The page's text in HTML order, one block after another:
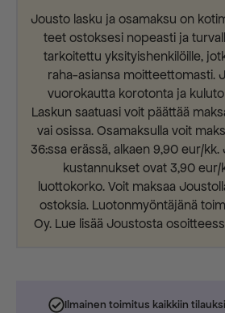
Jousto lasku ja osamaksu on
teet ostoksesi nopeasti ja
tarkoitettu yksityishenkilöille,
raha-asiansa moitteettomasti.
vuorokautta korotonta ja
Laskun saatuasi voit päättää
vai osissa. Osamaksulla voit
36:ssa erässä, alkaen 9,90 eur/
kustannukset ovat 3,90 eur/
luottokorko. Voit maksaa
ostoksia. Luotonmyöntäjänä
Oy. Lue lisää Joustosta
Ilmainen toimitus kaikkiin